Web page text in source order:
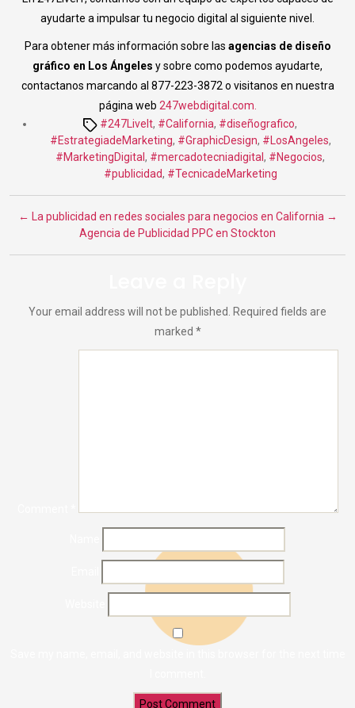
ayudarte a impulsar tu negocio digital al siguiente nivel.
Para obtener más información sobre las agencias de diseño
gráfico en Los Ángeles y sobre como podemos ayudarte,
contactanos marcando al 877-223-3872 o visitanos en nuestra
página web 247webdigital.com.
Tags#247LiveIt, #California, #diseñografico,
#EstrategiadeMarketing, #GraphicDesign, #LosAngeles,
#MarketingDigital, #mercadotecniadigital, #Negocios,
#publicidad, #TecnicadeMarketing
← La publicidad en redes sociales para negocios en California →
Agencia de Publicidad PPC en Stockton
Your email address will not be published. Required fields are
marked *